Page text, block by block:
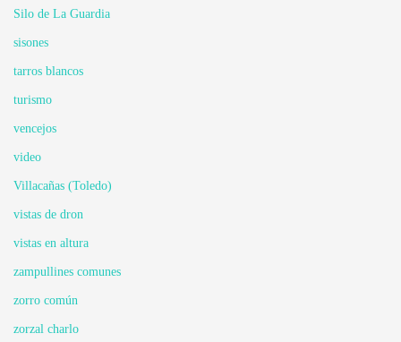
Silo de La Guardia
sisones
tarros blancos
turismo
vencejos
video
Villacañas (Toledo)
vistas de dron
vistas en altura
zampullines comunes
zorro común
zorzal charlo